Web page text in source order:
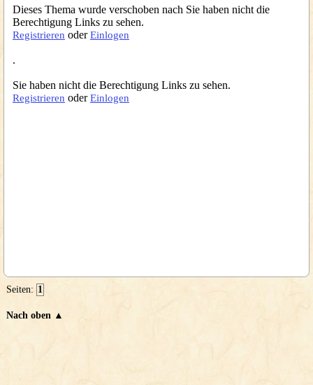
Dieses Thema wurde verschoben nach Sie haben nicht die
Berechtigung Links zu sehen.
Registrieren oderEinlogen
.
Sie haben nicht die Berechtigung Links zu sehen.
Registrieren oderEinlogen
Seiten: 1
Nach oben ▲